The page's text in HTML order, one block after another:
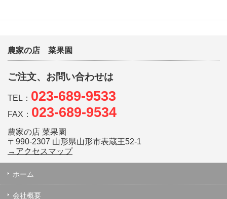
農家の店 菜果園
ご注文、お問い合わせは
TEL： 023-689-9533
FAX： 023-689-9534
農家の店 菜果園
〒990-2307 山形県山形市表蔵王52-1
→アクセスマップ
ホーム
会社概要